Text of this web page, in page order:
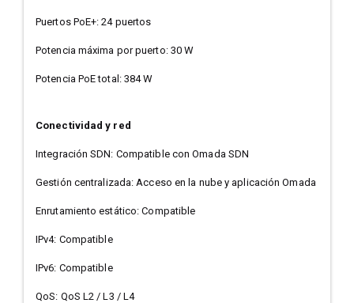
Puertos PoE+: 24 puertos
Potencia máxima por puerto: 30 W
Potencia PoE total: 384 W
Conectividad y red
Integración SDN: Compatible con Omada SDN
Gestión centralizada: Acceso en la nube y aplicación Omada
Enrutamiento estático: Compatible
IPv4: Compatible
IPv6: Compatible
QoS: QoS L2 / L3 / L4